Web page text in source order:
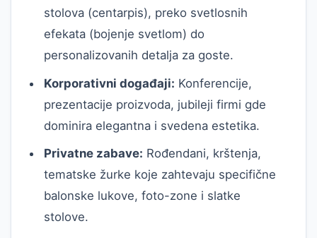
stolova (centarpis), preko svetlosnih
efekata (bojenje svetlom) do
personalizovanih detalja za goste.
Korporativni događaji: Konferencije,
prezentacije proizvoda, jubileji firmi gde
dominira elegantna i svedena estetika.
Privatne zabave: Rođendani, krštenja,
tematske žurke koje zahtevaju specifične
balonske lukove, foto-zone i slatke
stolove.